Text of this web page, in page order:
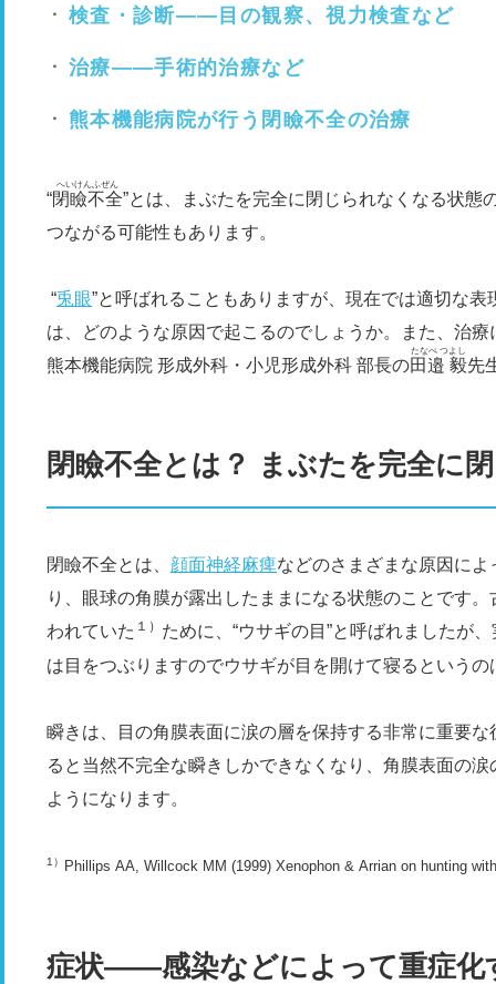
検査・診断――目の観察、視力検査など
治療――手術的治療など
熊本機能病院が行う閉瞼不全の治療
“閉瞼不全
へいけんふぜん
”とは、まぶたを完全に閉じられなくなる状
つながる可能性もあります。
“兎眼”と呼ばれることもありますが、現在では適切な
は、どのような原因で起こるのでしょうか。また、治
熊本機能病院 形成外科・小児形成外科 部長の田邉 毅
たなべ つよし
先
閉瞼不全とは？ まぶたを完全に
閉瞼不全とは、 顔面神経麻痺などのさまざまな原因に
り、眼球の角膜が露出したままになる状態のことです
われていた １） ために、“ウサギの目”と呼ばれましたが
は目をつぶりますのでウサギが目を開けて寝るというの
瞬きは、目の角膜表面に涙の層を保持する非常に重要
ると当然不完全な瞬きしかできなくなり、角膜表面の
ようになります。
1） Phillips AA, Willcock MM (1999) Xenophon & Arrian on hunting
症状――感染などによって重症化